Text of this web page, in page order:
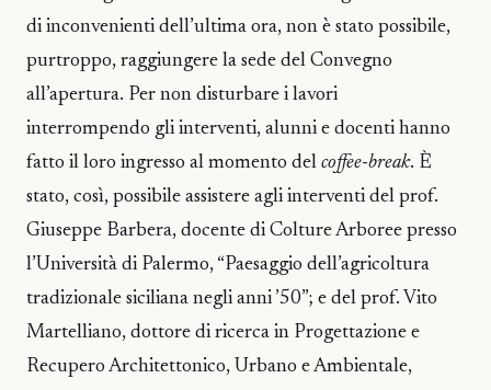
di inconvenienti dell’ultima ora, non è stato possibile,
purtroppo, raggiungere la sede del Convegno
all’apertura. Per non disturbare i lavori
interrompendo gli interventi, alunni e docenti hanno
fatto il loro ingresso al momento del coffee-break. È
stato, così, possibile assistere agli interventi del prof.
Giuseppe Barbera, docente di Colture Arboree presso
l’Università di Palermo, “Paesaggio dell’agricoltura
tradizionale siciliana negli anni ’50”; e del prof. Vito
Martelliano, dottore di ricerca in Progettazione e
Recupero Architettonico, Urbano e Ambientale,